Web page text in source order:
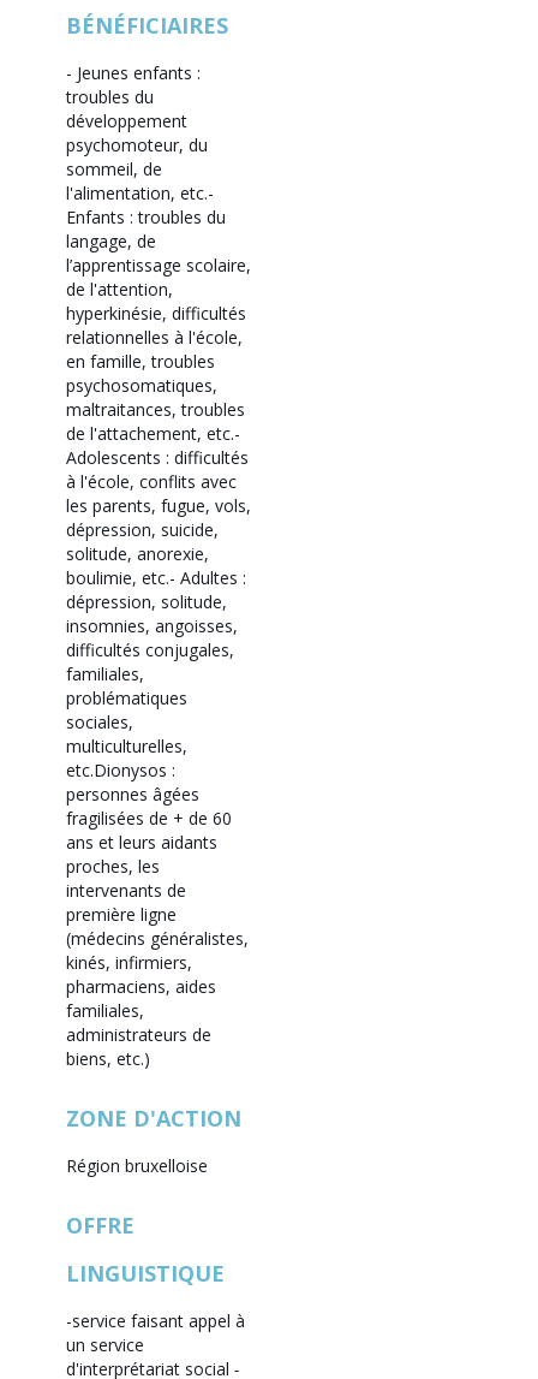
BÉNÉFICIAIRES
- Jeunes enfants :
troubles du
développement
psychomoteur, du
sommeil, de
l'alimentation, etc.-
Enfants : troubles du
langage, de
l’apprentissage scolaire,
de l'attention,
hyperkinésie, difficultés
relationnelles à l'école,
en famille, troubles
psychosomatiques,
maltraitances, troubles
de l'attachement, etc.-
Adolescents : difficultés
à l'école, conflits avec
les parents, fugue, vols,
dépression, suicide,
solitude, anorexie,
boulimie, etc.- Adultes :
dépression, solitude,
insomnies, angoisses,
difficultés conjugales,
familiales,
problématiques
sociales,
multiculturelles,
etc.Dionysos :
personnes âgées
fragilisées de + de 60
ans et leurs aidants
proches, les
intervenants de
première ligne
(médecins généralistes,
kinés, infirmiers,
pharmaciens, aides
familiales,
administrateurs de
biens, etc.)
ZONE D'ACTION
Région bruxelloise
OFFRE
LINGUISTIQUE
-service faisant appel à
un service
d'interprétariat social -